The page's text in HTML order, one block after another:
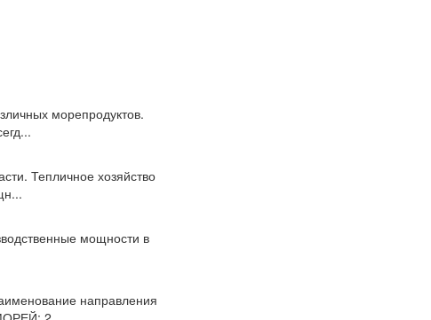
морепродуктов.
Тепличное хозяйство
мощности в
направления